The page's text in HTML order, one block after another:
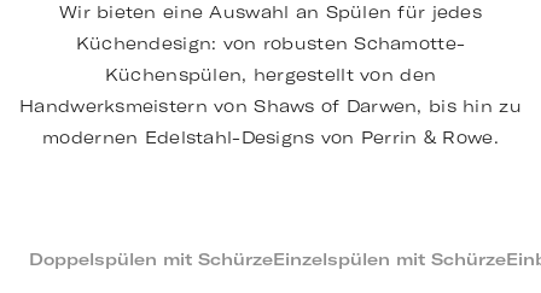
Wir bieten eine Auswahl an Spülen für jedes
Küchendesign: von robusten Schamotte-
Küchenspülen, hergestellt von den
Handwerksmeistern von Shaws of Darwen, bis hin zu
modernen Edelstahl-Designs von Perrin & Rowe.
Doppelspülen mit SchürzeEinzelspülen mit Schürze